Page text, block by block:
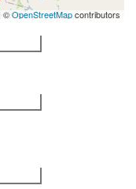
©OpenStreetMapcontributors